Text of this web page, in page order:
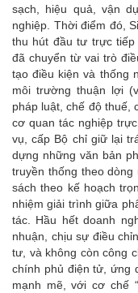
sạch, hiệu quả, vận
nghiệp. Thời điểm đó,
thu hút đầu tư trực
đã chuyển từ vai trò
tạo điều kiện và thống
môi trường thuận lợi
pháp luật, chế độ thuế,
cơ quan tác nghiệp
vụ, cấp Bộ chỉ giữ lại
dựng những văn bản
truyền thống theo
sách theo kế hoạch
nhiệm giải trình giữa
tác. Hầu hết doanh
nhuận, chịu sự điều
tư, và không còn công
chính phủ điện tử, ứng
mạnh mẽ, với cơ chế “